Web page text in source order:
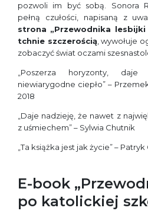
pozwoli im być sobą. Sonora
pełną czułości, napisaną z
strona „Przewodnika
tchnie szczerością, wywołuje
zobaczyć świat oczami
„Poszerza horyzonty,
niewiarygodne ciepło” –
2018
„Daje nadzieję, że nawet z
z uśmiechem” – Sylwia Chutnik
„Ta książka jest jak życie” –
E-book
po katolickiej